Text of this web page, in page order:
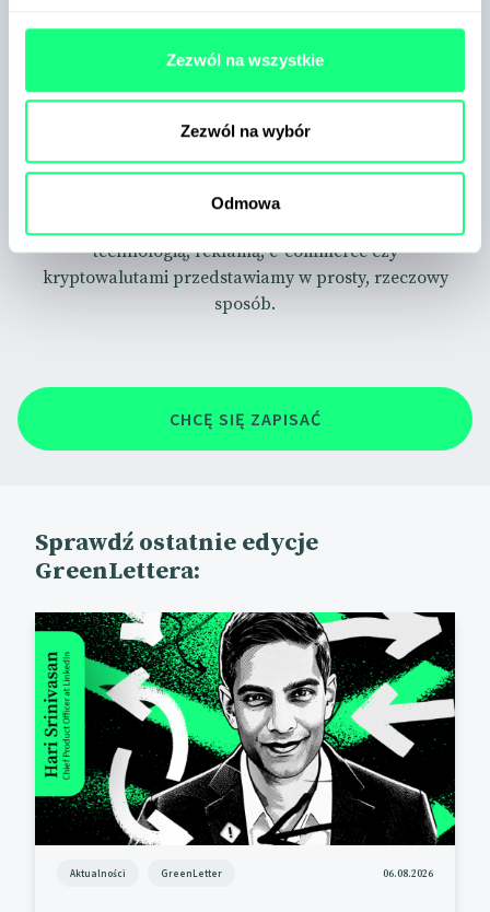
Zezwól na wszystkie
Zezwól na wybór
Odmowa
technologią, reklamą, e-commerce czy
kryptowalutami przedstawiamy w prosty, rzeczowy
sposób.
CHCĘ SIĘ ZAPISAĆ
Sprawdź ostatnie edycje
GreenLettera:
Aktualności GreenLetter 06.08.2026